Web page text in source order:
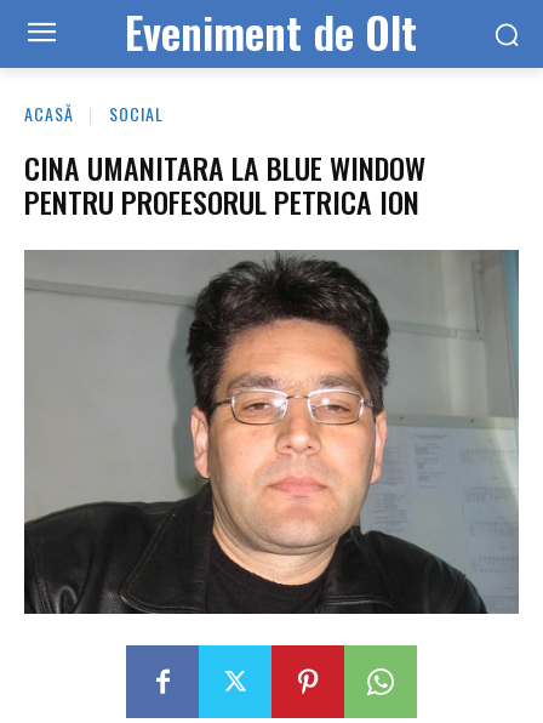
Eveniment de Olt
ACASĂ SOCIAL
CINA UMANITARA LA BLUE WINDOW
PENTRU PROFESORUL PETRICA ION